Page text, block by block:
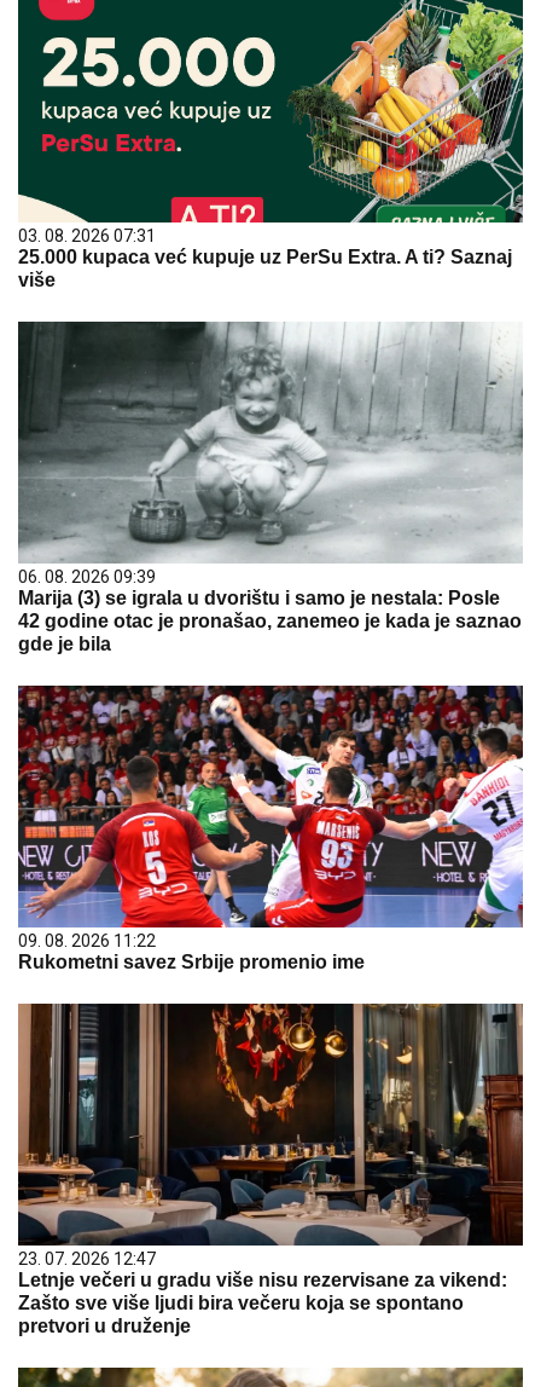
03. 08. 2026 07:31
25.000 kupaca već kupuje uz PerSu Extra. A ti? Saznaj
više
06. 08. 2026 09:39
Marija (3) se igrala u dvorištu i samo je nestala: Posle
42 godine otac je pronašao, zanemeo je kada je saznao
gde je bila
09. 08. 2026 11:22
Rukometni savez Srbije promenio ime
23. 07. 2026 12:47
Letnje večeri u gradu više nisu rezervisane za vikend:
Zašto sve više ljudi bira večeru koja se spontano
pretvori u druženje